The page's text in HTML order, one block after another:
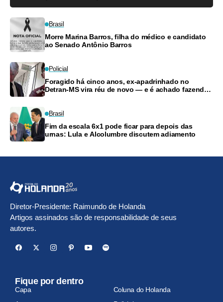
Brasil
Morre Marina Barros, filha do médico e candidato
ao Senado Antônio Barros
Policial
Foragido há cinco anos, ex-apadrinhado no
Detran-MS vira réu de novo — e é achado fazendo
Brasil
Fim da escala 6x1 pode ficar para depois das
urnas: Lula e Alcolumbre discutem adiamento
Diretor-Presidente: Raimundo de Holanda
Artigos assinados são de responsabilidade de seus
autores.
Fique por dentro
Capa
Coluna do Holanda